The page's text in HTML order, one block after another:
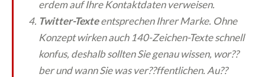
erdem auf Ihre Kontaktdaten verweisen.
Twitter-Texteentsprechen Ihrer Marke. Ohne
Konzept wirken auch 140-Zeichen-Texte schnell
konfus, deshalb sollten Sie genau wissen, wor??
ber und wann Sie was ver??ffentlichen. Au??